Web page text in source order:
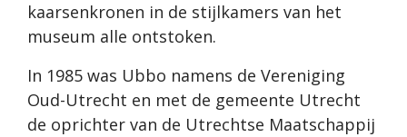
kaarsenkronen in de stijlkamers van het
museum alle ontstoken.
In 1985 was Ubbo namens de Vereniging
Oud-Utrecht en met de gemeente Utrecht
de oprichter van de Utrechtse Maatschappij